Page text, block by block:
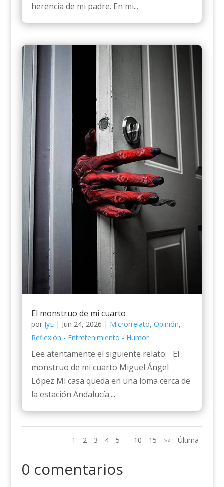
herencia de mi padre. En mi...
El monstruo de mi cuarto
por JyE| Jun 24, 2026 | Microrrelato, Opinión,
Reflexión - Entretenimiento - Humor
Lee atentamente el siguiente relato: El
monstruo de mi cuarto Miguel Ángel
López Mi casa queda en una loma cerca de
la estación Andalucía....
1 2 3 4 5 10 15 »» Última
0 comentarios